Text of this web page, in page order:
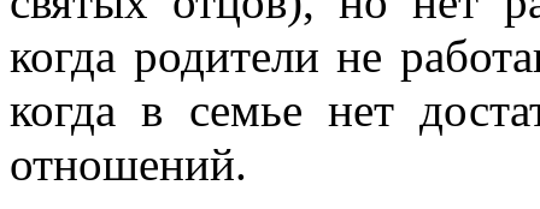
когда родители не
когда в семье нет
отношений.